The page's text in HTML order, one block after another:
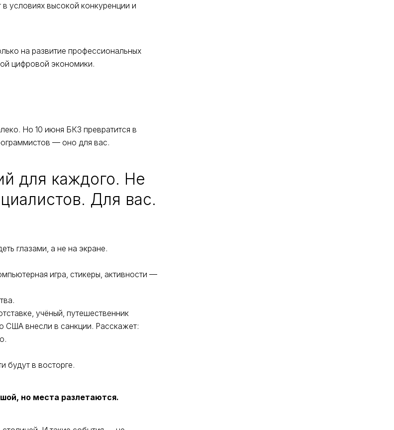
условиях высокой конкуренции и
на развитие профессиональных
цифровой экономики.
Но 10 июня БКЗ превратится в
— оно для вас.
для каждого. Не
Для вас.
глазами, а не на экране.
игра, стикеры, активности —
учёный, путешественник
США внесли в санкции. Расскажет:
будут в восторге.
но места разлетаются.